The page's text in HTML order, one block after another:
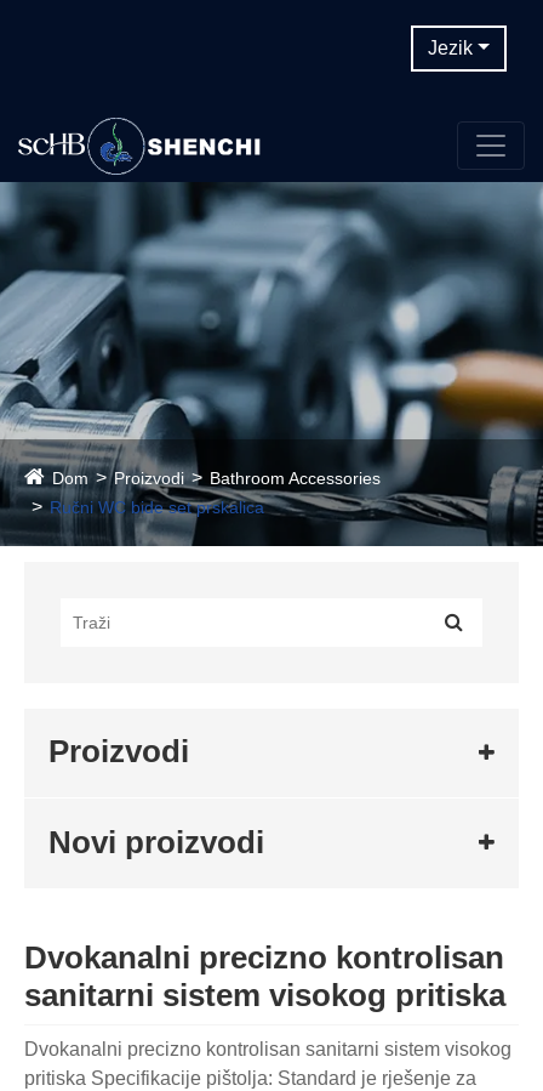
Jezik
Dom Proizvodi
Bathroom Accessories
Ručni WC bide set prskalica
Proizvodi
Novi proizvodi
Dvokanalni precizno kontrolisan
sanitarni sistem visokog pritiska
Dvokanalni precizno kontrolisan sanitarni sistem visokog
pritiska Specifikacije pištolja: Standard je rješenje za